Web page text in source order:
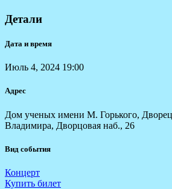
Детали
Дата и время
Июль 4, 2024 19:00
Адрес
Дом ученых имени М. Горького, Дворец
Владимира, Дворцовая наб., 26
Вид события
Концерт
Купить билет